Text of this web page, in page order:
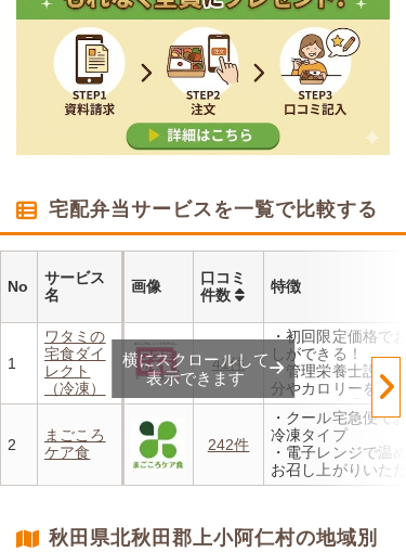
宅配弁当サービスを一覧で比較する
No
サービス
名
画像
口コミ
件数
特徴
1
ワタミの
宅食ダイ
レクト
（冷凍）
41件
・初回限定価格で
しができる！
・管理栄養士設計
分やカロリーを賢く
・レンジで温めるだ
使わず安全で片付
・豊富な献立で毎
飽きることなく楽
2
まごころ
ケア食
242件
・クール宅急便で
冷凍タイプ
・電子レンジで温
お召し上がりいただ
・メニューの組み
んと20％OFF！
横にスクロールして
表示できます
秋田県北秋田郡上小阿仁村の地域別